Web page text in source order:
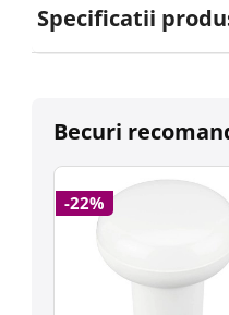
Specificatii
Becuri
-22%